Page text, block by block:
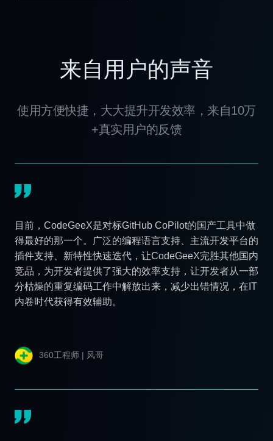
来自用户的声音
使用方便快捷，大大提升开发效率，来自10万
+真实用户的反馈
目前，CodeGeeX是对标GitHub CoPilot的国产工具中做
得最好的那一个。广泛的编程语言支持、主流开发平台的
插件支持、新特性快速迭代，让CodeGeeX完胜其他国内
竞品，为开发者提供了强大的效率支持，让开发者从一部
分枯燥的重复编码工作中解放出来，减少出错情况，在IT
内卷时代获得有效辅助。
360工程师 | 风哥